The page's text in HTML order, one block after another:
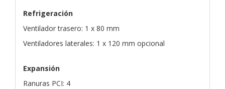
Refrigeración
Ventilador trasero: 1 x 80 mm
Ventiladores laterales: 1 x 120 mm opcional
Expansión
Ranuras PCI: 4